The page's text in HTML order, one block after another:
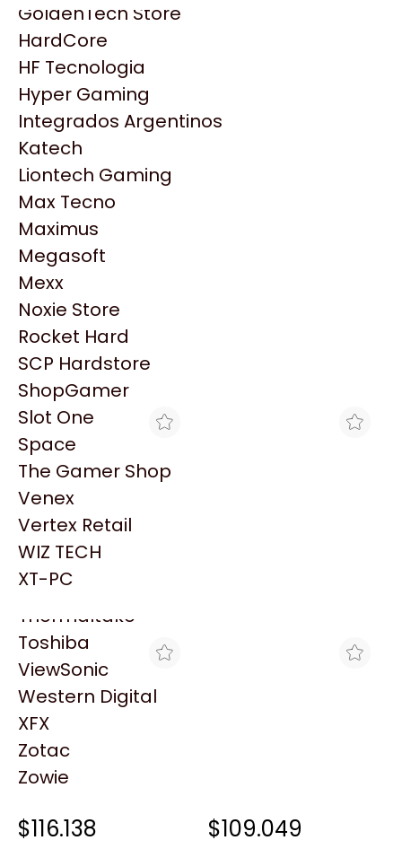
HP
HyperX
INNO3D
Intel
Kingston
Lenovo
Logitech
MSI
NVIDIA GeForce
NZXT
PNY
Palit
Philips
PowerColor
Razer
Redragon
Samsung
Sandisk
Sapphire
Seagate
Sentey
Solarmax
Thermaltake
Toshiba
ViewSonic
Western Digital
XFX
Zotac
Zowie
GoldenTech Store
HardCore
HF Tecnologia
Hyper Gaming
Integrados Argentinos
Katech
Liontech Gaming
Max Tecno
Maximus
Megasoft
Mexx
Noxie Store
Rocket Hard
SCP Hardstore
ShopGamer
Slot One
Space
The Gamer Shop
Venex
Vertex Retail
WIZ TECH
XT-PC
Productos
Similares
Explorá más productos similares
DINOBYTE
TECLADO MECANICO
WIRELESS CORSAIR K70
BLACK
MLX RED CARBON GRAY
$116.138 MLX RED CARBON GRAY
(6790)
$109.049